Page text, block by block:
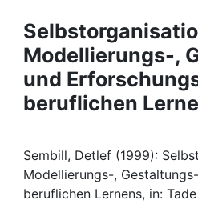
Projects
People
Institutions
Awards
My FIS
Modellierungs-,
und
beruflichen
Sembill, Detlef (1999):
Modellierungs-,
beruflichen Lernens, in: